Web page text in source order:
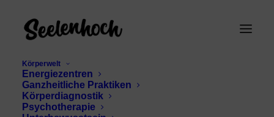
Körperwelt
Energiezentren
Ganzheitliche Praktiken
Körperdiagnostik
Psychotherapie